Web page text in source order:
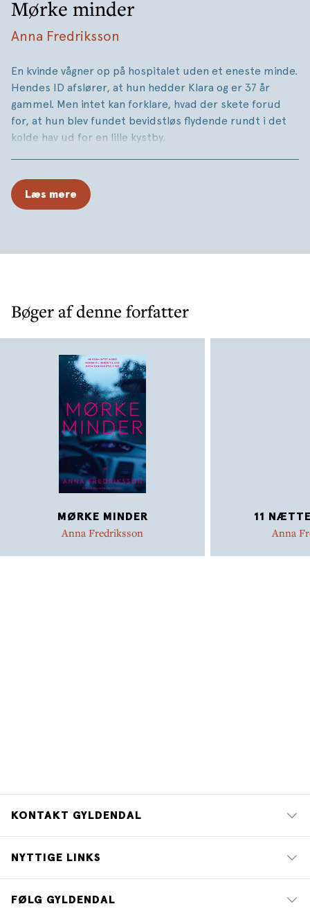
Mørke minder
Anna Fredriksson
En kvinde vågner op på hospitalet uden et eneste minde.
Hendes ID afslører, at hun hedder Klara og er 37 år
gammel. Men intet kan forklare, hvad der skete forud
for, at hun blev fundet bevidstløs flydende rundt i det
kolde hav ud for en lille kystby.
frem til sandheden om sig selv. Men jo mere hun lærer
om sin fortid, jo tydeligere bliver det, at nogen er ude
Læs mere
Bøger af denne forfatter
MØRKE MINDER
Anna Fredriksson
11
Anna
KONTAKT GYLDENDAL
NYTTIGE LINKS
FØLG GYLDENDAL